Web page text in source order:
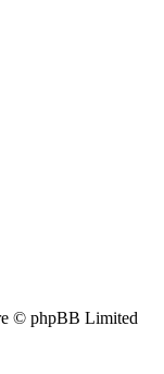
© phpBB Limited